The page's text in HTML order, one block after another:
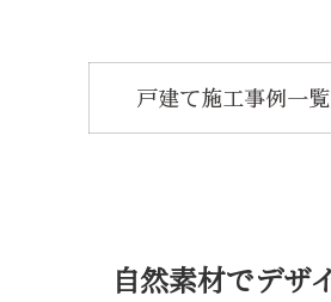
自然素材でデザ